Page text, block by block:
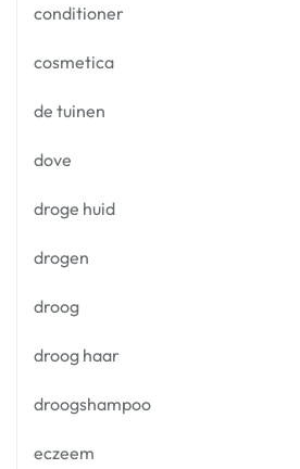
conditioner
cosmetica
de tuinen
dove
droge huid
drogen
droog
droog haar
droogshampoo
eczeem